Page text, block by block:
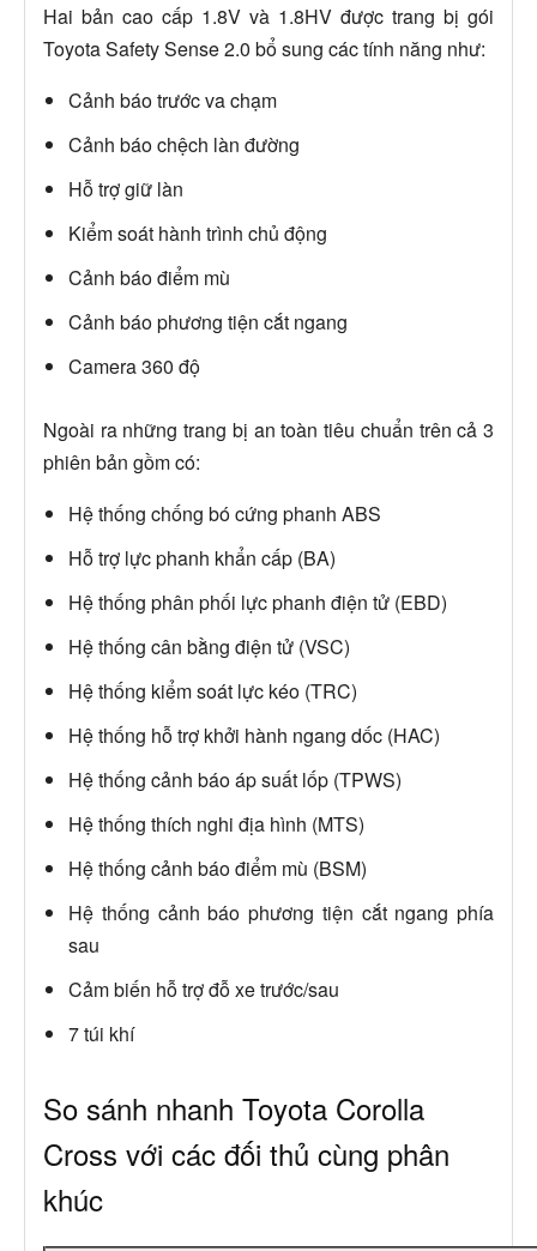
Hai bản cao cấp 1.8V và 1.8HV được trang bị gói
Toyota Safety Sense 2.0 bổ sung các tính năng như:
Cảnh báo trước va chạm
Cảnh báo chệch làn đường
Hỗ trợ giữ làn
Kiểm soát hành trình chủ động
Cảnh báo điểm mù
Cảnh báo phương tiện cắt ngang
Camera 360 độ
Ngoài ra những trang bị an toàn tiêu chuẩn trên cả 3
phiên bản gồm có:
Hệ thống chống bó cứng phanh ABS
Hỗ trợ lực phanh khẩn cấp (BA)
Hệ thống phân phối lực phanh điện tử (EBD)
Hệ thống cân bằng điện tử (VSC)
Hệ thống kiểm soát lực kéo (TRC)
Hệ thống hỗ trợ khởi hành ngang dốc (HAC)
Hệ thống cảnh báo áp suất lốp (TPWS)
Hệ thống thích nghi địa hình (MTS)
Hệ thống cảnh báo điểm mù (BSM)
Hệ thống cảnh báo phương tiện cắt ngang phía
sau
Cảm biến hỗ trợ đỗ xe trước/sau
7 túi khí
So sánh nhanh Toyota Corolla
Cross với các đối thủ cùng phân
khúc